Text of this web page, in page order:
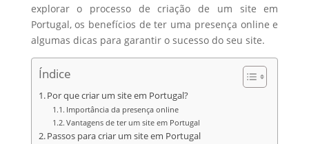
explorar o processo de criação de um site em
Portugal, os benefícios de ter uma presença online e
algumas dicas para garantir o sucesso do seu site.
Índice
Por que criar um site em Portugal?
Importância da presença online
Vantagens de ter um site em Portugal
Passos para criar um site em Portugal